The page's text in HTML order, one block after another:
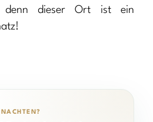
denn dieser Ort ist ein